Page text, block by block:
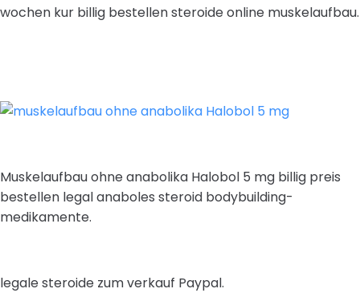
wochen kur billig bestellen steroide online muskelaufbau.
Muskelaufbau ohne anabolika Halobol 5 mg billig preis
bestellen legal anaboles steroid bodybuilding-
medikamente.
legale steroide zum verkauf Paypal.